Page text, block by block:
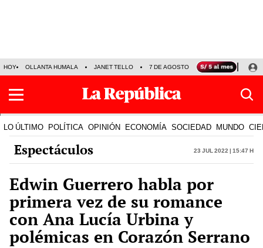
HOY OLLANTA HUMALA JANET TELLO 7 DE AGOSTO TINKA RESULTADOS
LO ÚLTIMO POLÍTICA OPINIÓN ECONOMÍA SOCIEDAD MUNDO
Espectáculos 23 Jul 2022 | 15:47 h
Edwin Guerrero habla por
primera vez de su romance
con Ana Lucía Urbina y
polémicas en Corazón Serrano